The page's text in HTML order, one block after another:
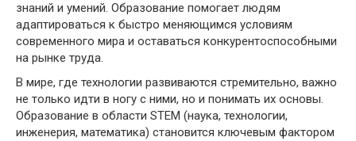
знаний и умений. Образование помогает людям
адаптироваться к быстро меняющимся условиям
современного мира и оставаться конкурентоспособными
на рынке труда.
В мире, где технологии развиваются стремительно, важно
не только идти в ногу с ними, но и понимать их основы.
Образование в области STEM (наука, технологии,
инженерия, математика) становится ключевым фактором